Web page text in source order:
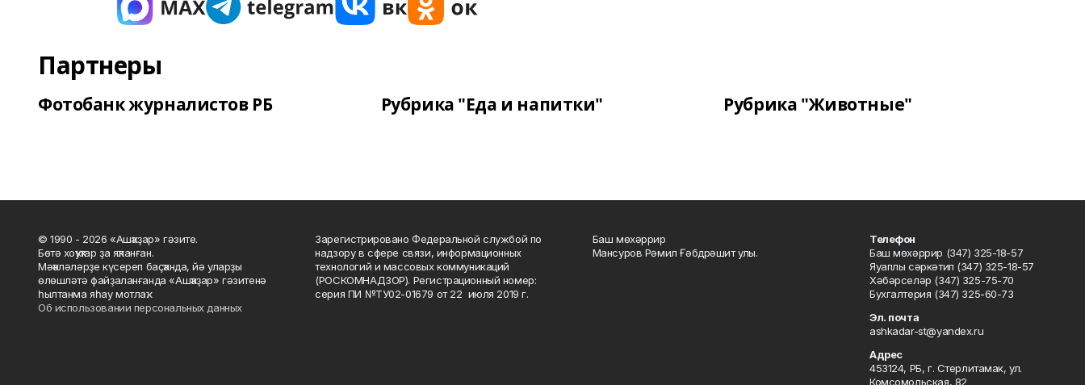
Партнеры
Фотобанк журналистов РБ Рубрика "Еда и напитки" Рубрика "Животные"
© 1990 - 2026 «Ашҡаҙар» гәзите.
Бөтә хоҡуҡтар ҙа яҡланған.
Мәҡәләләрҙе күсереп баҫҡанда, йә уларҙы
өлөшләтә файҙаланғанда «Ашҡаҙар» гәзитенә
һылтанма яһау мотлаҡ.
Об использовании персональных данных
Зарегистрировано Федеральной службой по
надзору в сфере связи, информационных
технологий и массовых коммуникаций
(РОСКОМНАДЗОР). Регистрационный номер:
серия ПИ №ТУ02-01679 от 22 июля 2019 г.
Баш мөхәррир
Мансуров Рәмил Ғәбдрәшит улы.
Телефон
Баш мөхәррир (347) 325-18-57
Яуаплы сәркәтип (347) 325-18-57
Хәбәрселәр (347) 325-75-70
Бухгалтерия (347) 325-60-73
Эл. почта
ashkadar-st@yandex.ru
Адрес
453124, РБ, г. Стерлитамак, ул.
Комсомольская, 82